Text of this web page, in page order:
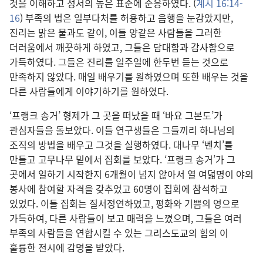
것을 이해하고 성서의 높은 표준에 순응하였다. (계시 16:14-
16) 부족의 법은 일부다처를 허용하고 음행을 눈감았지만,
진리는 맑은 물과도 같이, 이들 양같은 사람들을 그러한
더러움에서 깨끗하게 하였고, 그들은 담대함과 감사함으로
가득하였다. 그들은 진리를 일주일에 한두번 듣는 것으로
만족하지 않았다. 매일 배우기를 원하였으며 또한 배우는 것을
다른 사람들에게 이야기하기를 원하였다.
‘프랭크 송거’ 형제가 그 곳을 떠났을 때 ‘바요 그본도’가
관심자들을 돌보았다. 이들 연구생들은 그들끼리 하나님의
조직의 방법을 배우고 그것을 실행하였다. 대나무 ‘벤치’를
만들고 고무나무 밑에서 집회를 보았다. ‘프랭크 송거’가 그
곳에서 일하기 시작한지 6개월이 넘지 않아서 열 여덟명이 야외
봉사에 참여할 자격을 갖추었고 60명이 집회에 참석하고
있었다. 이들 집회는 질서정연하였고, 평화와 기쁨의 영으로
가득하여, 다른 사람들이 보고 매력을 느꼈으며, 그들은 여러
부족의 사람들을 연합시킬 수 있는 그리스도교의 힘의 이
훌륭한 전시에 감명을 받았다.